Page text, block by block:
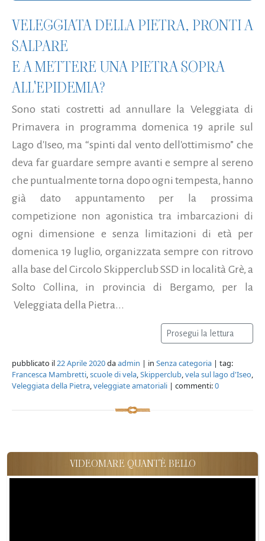
VELEGGIATA DELLA PIETRA, PRONTI A
SALPARE
E A METTERE UNA PIETRA SOPRA
ALL'EPIDEMIA?
Sono stati costretti ad annullare la Veleggiata di
Primavera in programma domenica 19 aprile sul
Lago d'Iseo, ma “spinti dal vento dell'ottimismo” che
deva far guardare sempre avanti e sempre al sereno
che puntualmente torna dopo ogni tempesta, hanno
già dato appuntamento per la prossima
competizione non agonistica tra imbarcazioni di
ogni dimensione e senza limitazioni di età per
domenica 19 luglio, organizzata sempre con ritrovo
alla base del Circolo Skipperclub SSD in località Grè, a
Solto Collina, in provincia di Bergamo, per la
Veleggiata della Pietra...
Prosegui la lettura
pubblicato il22 Aprile 2020daadmin | in Senza categoria | tag:
Francesca Mambretti,scuole di vela,Skipperclub,vela sul lago d'Iseo,
Veleggiata della Pietra,veleggiate amatoriali | commenti:0
VIDEOMARE QUANT'È BELLO